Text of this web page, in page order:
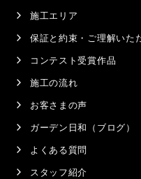
施工エリア
保証と約束・ご理解いた
コンテスト受賞作品
施工の流れ
お客さまの声
ガーデン日和（ブログ）
よくある質問
スタッフ紹介